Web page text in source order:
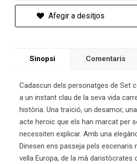
Afegir a desitjos
Sinopsi Comentaris
Cadascun dels personatges de Set
a un instant clau de la seva vida
història. Una traïció, un desamor,
acte heroic que els han marcat per
necessiten explicar. Amb una
Dinesen ens passeja pels escenaris
vella Europa, de la mà daristòcrates